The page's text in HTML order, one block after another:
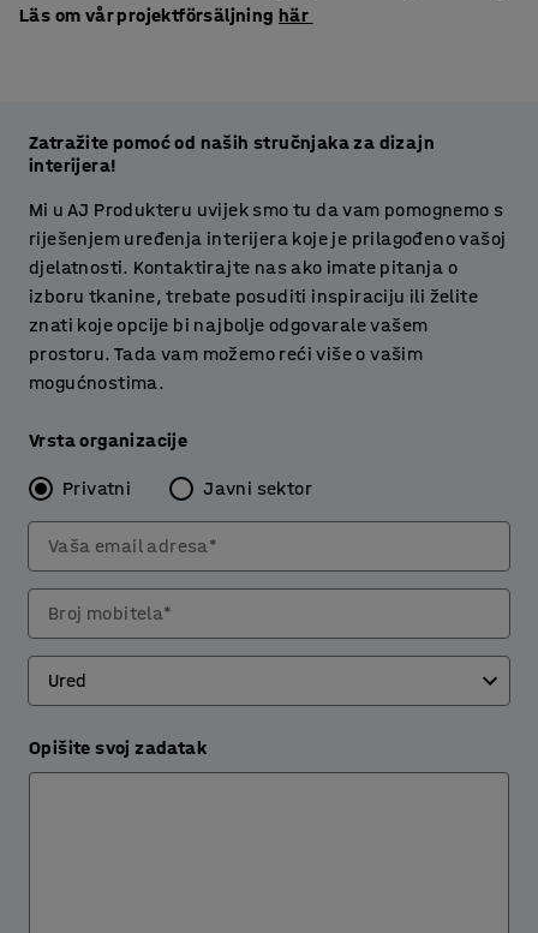
Läs om vår projektförsäljning här
Zatražite pomoć od naših stručnjaka za dizajn
interijera!
Mi u AJ Produkteru uvijek smo tu da vam pomognemo s
riješenjem uređenja interijera koje je prilagođeno vašoj
djelatnosti. Kontaktirajte nas ako imate pitanja o
izboru tkanine, trebate posuditi inspiraciju ili želite
znati koje opcije bi najbolje odgovarale vašem
prostoru. Tada vam možemo reći više o vašim
mogućnostima.
Vrsta organizacije
Privatni Javni sektor
Vaša email adresa*
Broj mobitela*
Opišite svoj zadatak